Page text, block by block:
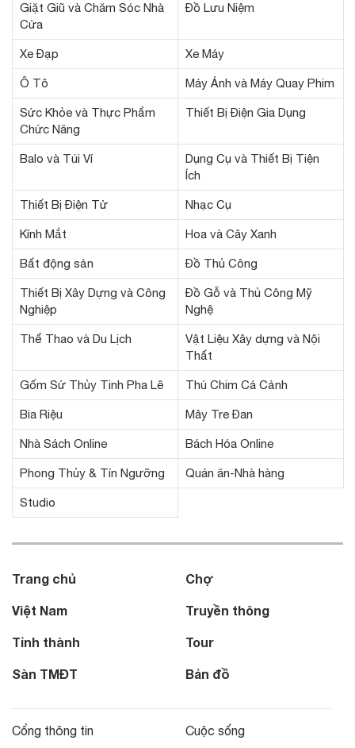
Giặt Giũ và Chăm Sóc Nhà
Cửa
Đồ Lưu Niệm
Xe Đạp Xe Máy
Ô Tô Máy Ảnh và Máy Quay Phim
Sức Khỏe và Thực Phẩm
Chức Năng
Thiết Bị Điện Gia Dụng
Balo và Túi Ví
Dụng Cụ và Thiết Bị Tiện
Ích
Thiết Bị Điện Tử Nhạc Cụ
Kính Mắt Hoa và Cây Xanh
Bất động sản Đồ Thủ Công
Thiết Bị Xây Dựng và Công
Nghiệp
Đồ Gỗ và Thủ Công Mỹ
Nghệ
Thể Thao và Du Lịch
Vật Liệu Xây dựng và Nội
Thất
Gốm Sứ Thủy Tinh Pha Lê Thú Chim Cá Cảnh
Bia Riệu Mây Tre Đan
Nhà Sách Online Bách Hóa Online
Phong Thủy & Tín Ngưỡng Quán ăn-Nhà hàng
Studio
Trang chủ
Việt Nam
Tỉnh thành
Sàn TMĐT
Chợ
Truyền thông
Tour
Bản đồ
Cổng thông tin Cuộc sống